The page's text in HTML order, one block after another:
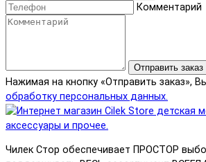
Комментарий
Отправить заказ
Нажимая на кнопку «Отправить заказ»,
обработку персональных данных.
Чилек Стор обеспечивает ПРОСТОР